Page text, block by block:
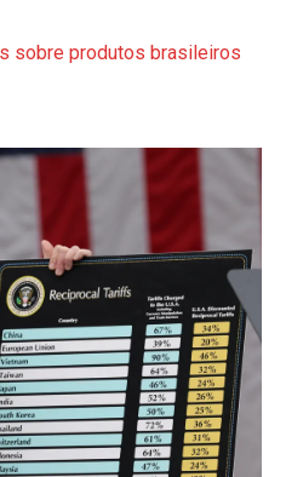
sobre produtos brasileiros